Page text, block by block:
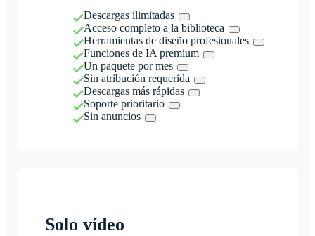
Descargas ilimitadas
Acceso completo a la biblioteca
Herramientas de diseño profesionales
Funciones de IA premium
Un paquete por mes
Sin atribución requerida
Descargas más rápidas
Soporte prioritario
Sin anuncios
Solo vídeo